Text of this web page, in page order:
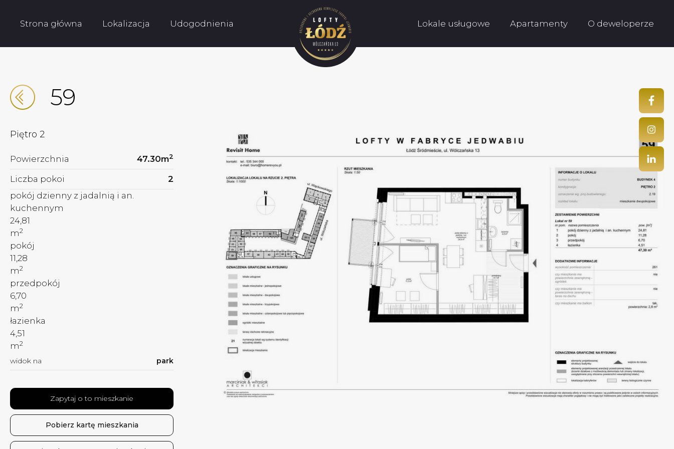
Strona główna Lokalizacja Udogodnienia Lokale usługowe Apartamenty O deweloperze
59
Piętro 2
Powierzchnia 47.30m2
Liczba pokoi
2
pokój dzienny z jadalnią i an.
kuchennym
24,81
m2
pokój
11,28
m2
przedpokój
6,70
m2
łazienka
4,51
m2
widok na park
Zapytaj o to mieszkanie
Pobierz kartę mieszkania